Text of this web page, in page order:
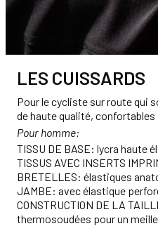
LES CUISSARDS
Pour le cycliste sur route qui
de haute qualité,
Pour homme:
TISSU DE BASE: lycra haute
TISSUS AVEC INSERTS
BRETELLES: élastiques
JAMBE: avec élastique
CONSTRUCTION DE LA
thermosoudées pour un